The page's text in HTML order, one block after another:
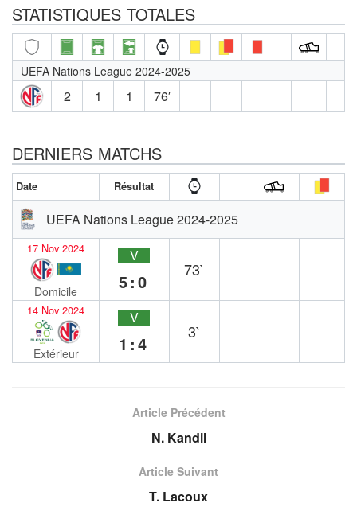
STATISTIQUES TOTALES
UEFA Nations League 2024-2025
2 1 1 76′
DERNIERS MATCHS
Date Résultat
UEFA Nations League 2024-2025
17 Nov 2024
Domicile
V
5:0
73`
14 Nov 2024
Extérieur
V
1:4
3`
Article Précédent
N. Kandil
Article Suivant
T. Lacoux